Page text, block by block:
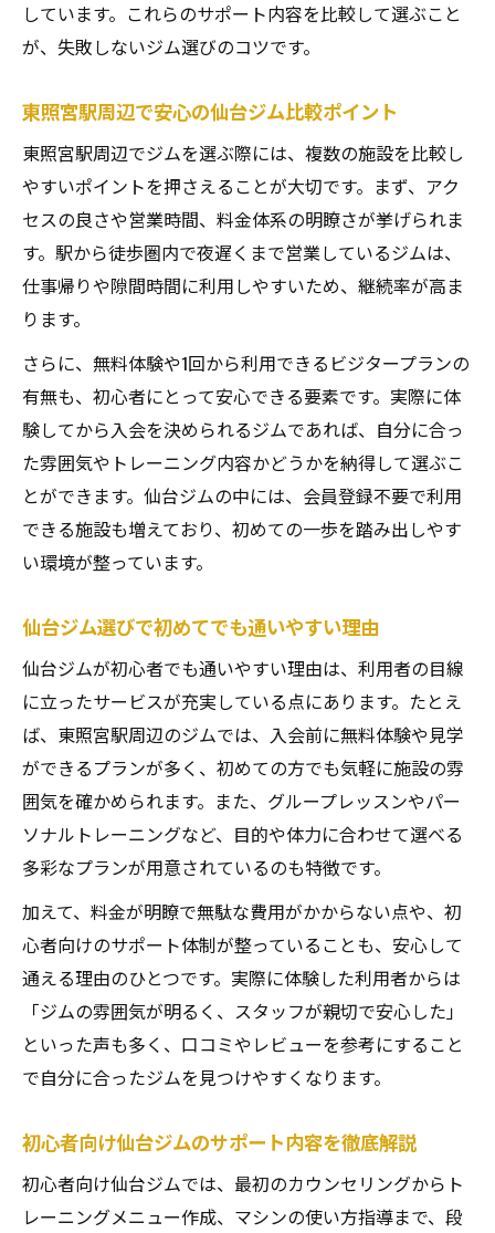
しています。これらのサポート内容を比較して選ぶこと
が、失敗しないジム選びのコツです。
東照宮駅周辺で安心の仙台ジム比較ポイント
東照宮駅周辺でジムを選ぶ際には、複数の施設を比較し
やすいポイントを押さえることが大切です。まず、アク
セスの良さや営業時間、料金体系の明瞭さが挙げられま
す。駅から徒歩圏内で夜遅くまで営業しているジムは、
仕事帰りや隙間時間に利用しやすいため、継続率が高ま
ります。
さらに、無料体験や1回から利用できるビジタープランの
有無も、初心者にとって安心できる要素です。実際に体
験してから入会を決められるジムであれば、自分に合っ
た雰囲気やトレーニング内容かどうかを納得して選ぶこ
とができます。仙台ジムの中には、会員登録不要で利用
できる施設も増えており、初めての一歩を踏み出しやす
い環境が整っています。
仙台ジム選びで初めてでも通いやすい理由
仙台ジムが初心者でも通いやすい理由は、利用者の目線
に立ったサービスが充実している点にあります。たとえ
ば、東照宮駅周辺のジムでは、入会前に無料体験や見学
ができるプランが多く、初めての方でも気軽に施設の雰
囲気を確かめられます。また、グループレッスンやパー
ソナルトレーニングなど、目的や体力に合わせて選べる
多彩なプランが用意されているのも特徴です。
加えて、料金が明瞭で無駄な費用がかからない点や、初
心者向けのサポート体制が整っていることも、安心して
通える理由のひとつです。実際に体験した利用者からは
「ジムの雰囲気が明るく、スタッフが親切で安心した」
といった声も多く、口コミやレビューを参考にすること
で自分に合ったジムを見つけやすくなります。
初心者向け仙台ジムのサポート内容を徹底解説
初心者向け仙台ジムでは、最初のカウンセリングからト
レーニングメニュー作成、マシンの使い方指導まで、段